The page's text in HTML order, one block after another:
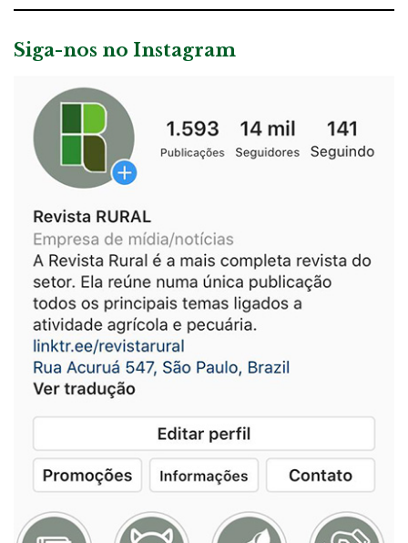
Siga-nos no Instagram